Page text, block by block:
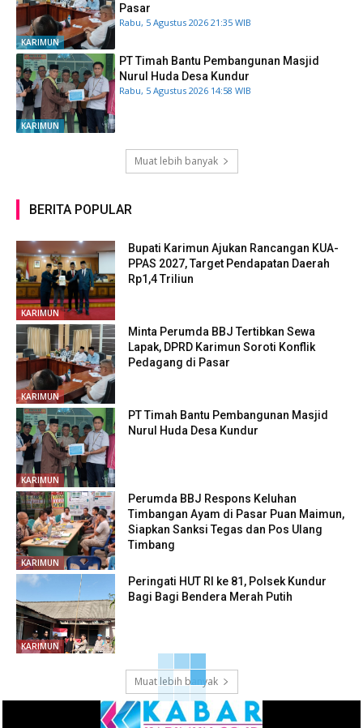
KARIMUN
Pasar
Rabu, 5 Agustus 2026 21:35 WIB
KARIMUN
PT Timah Bantu Pembangunan Masjid
Nurul Huda Desa Kundur
Rabu, 5 Agustus 2026 14:58 WIB
Muat lebih banyak
BERITA POPULAR
KARIMUN
Bupati Karimun Ajukan Rancangan KUA-
PPAS 2027, Target Pendapatan Daerah
Rp1,4 Triliun
KARIMUN
Minta Perumda BBJ Tertibkan Sewa
Lapak, DPRD Karimun Soroti Konflik
Pedagang di Pasar
KARIMUN
PT Timah Bantu Pembangunan Masjid
Nurul Huda Desa Kundur
KARIMUN
Perumda BBJ Respons Keluhan
Timbangan Ayam di Pasar Puan Maimun,
Siapkan Sanksi Tegas dan Pos Ulang
Timbang
KARIMUN
Peringati HUT RI ke 81, Polsek Kundur
Bagi Bagi Bendera Merah Putih
Muat lebih banyak